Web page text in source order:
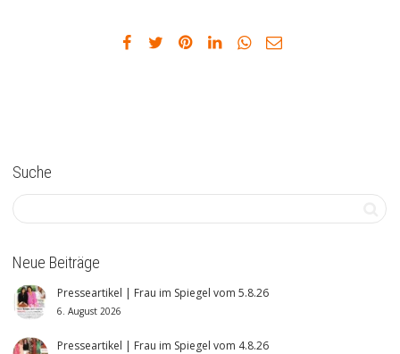
Suche
Neue Beiträge
Presseartikel | Frau im Spiegel vom 5.8.26
6. August 2026
Presseartikel | Frau im Spiegel vom 4.8.26